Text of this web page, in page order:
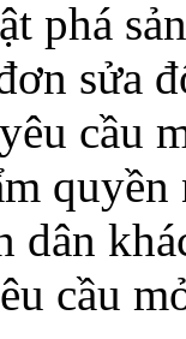
phá
sửa
cầu
dân
cầu